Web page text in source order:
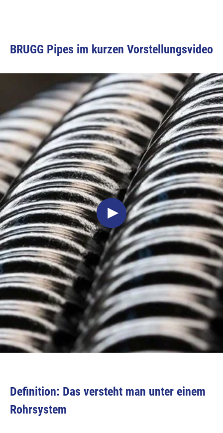
BRUGG Pipes im kurzen Vorstellungsvideo
Definition: Das versteht man unter einem
Rohrsystem